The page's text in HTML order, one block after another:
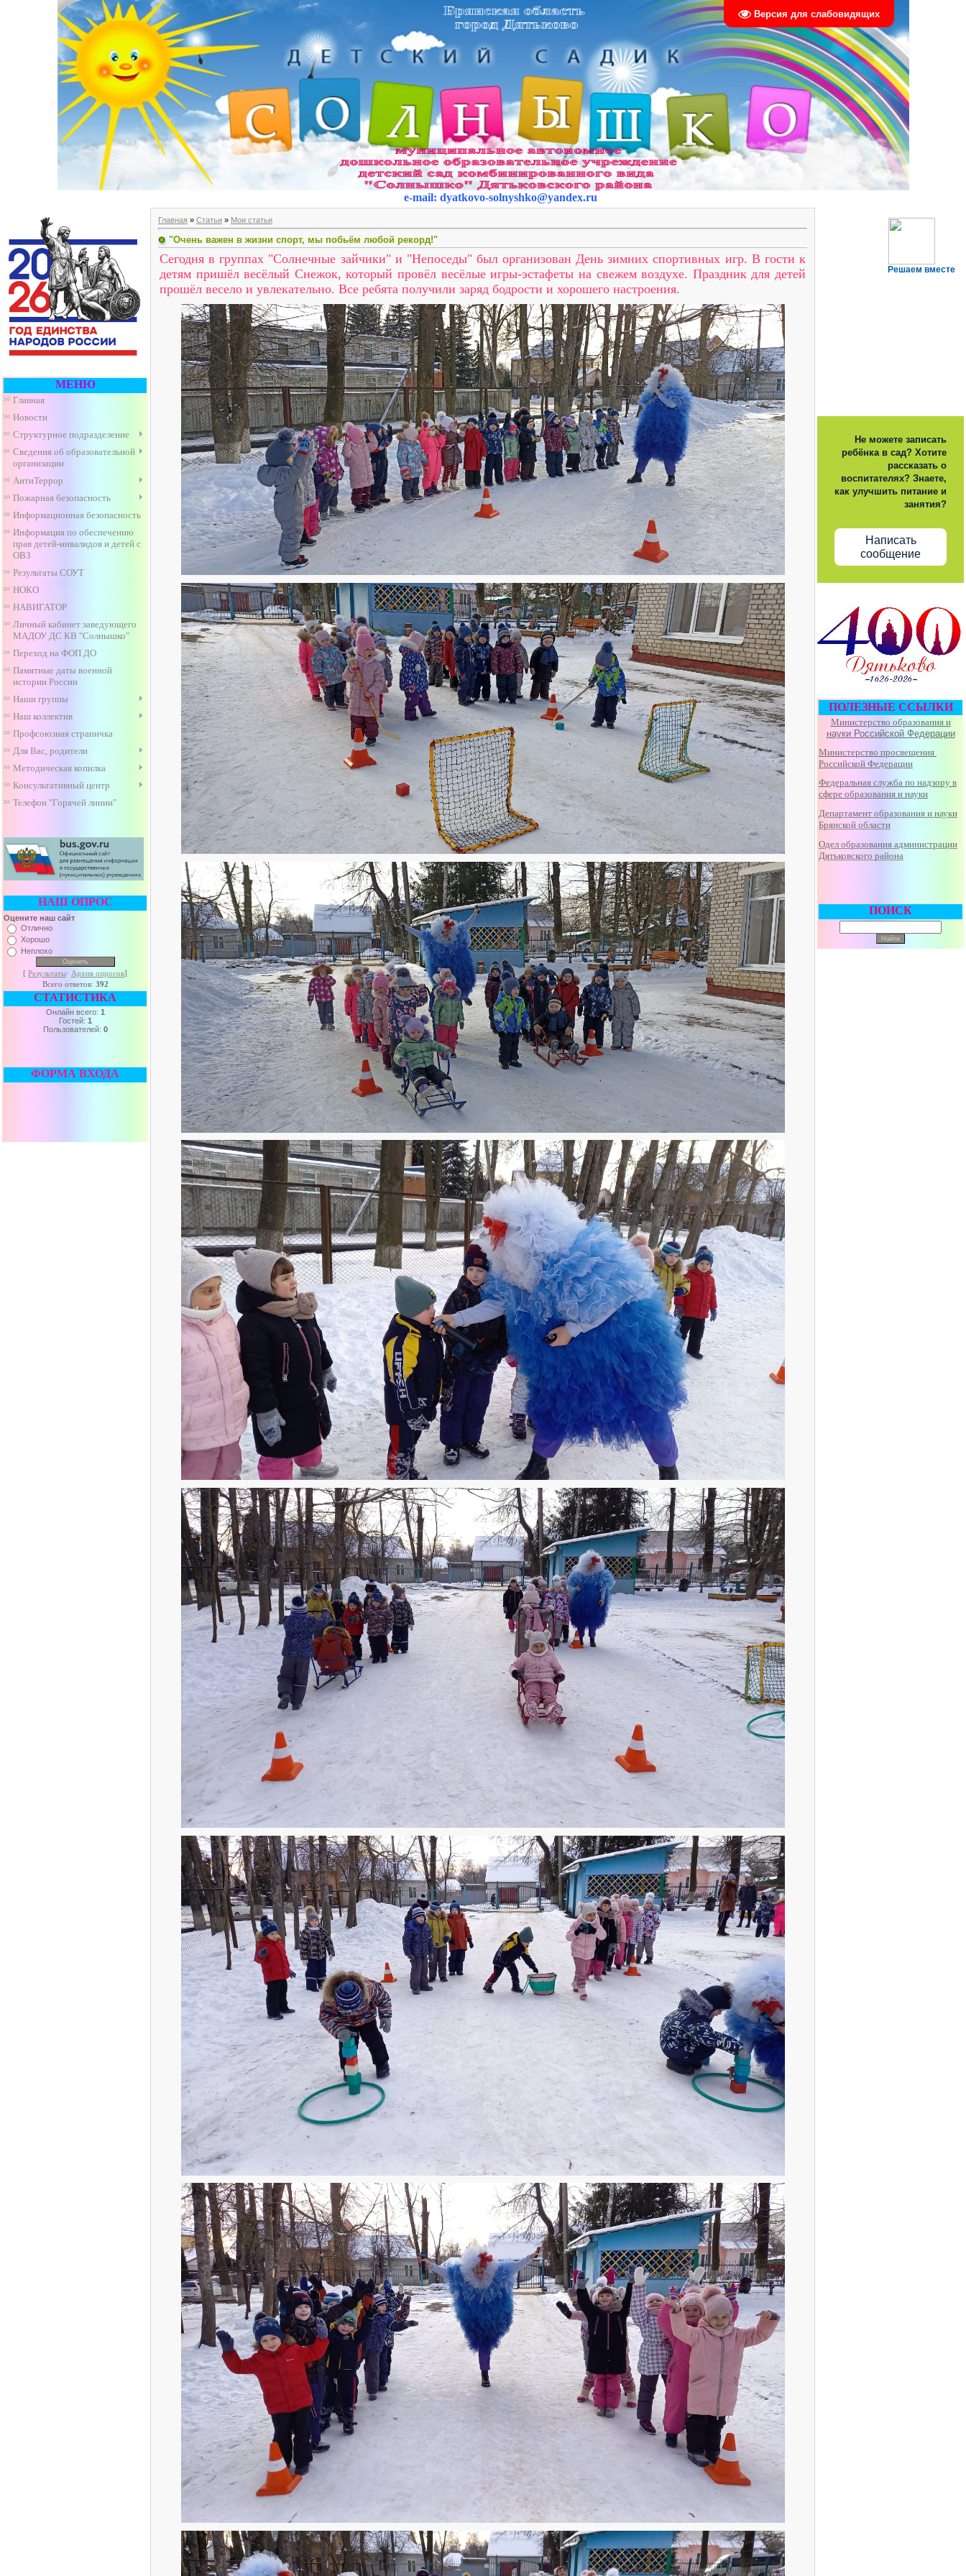
Версия для слабовидящих
e-mail: dyatkovo-solnyshko@yandex.ru
МЕНЮ
Главная
Новости
Структурное подразделение
Сведения об образовательной
организации
АнтиТеррор
Пожарная безопасность
Информационная безопасность
Информация по обеспечению
прав детей-инвалидов и детей с
ОВЗ
Результаты СОУТ
НОКО
НАВИГАТОР
Личный кабинет заведующего
МАДОУ ДС КВ "Солнышко"
Переход на ФОП ДО
Памятные даты военной
истории России
Наши группы
Наш коллектив
Профсоюзная страничка
Для Вас, родители
Методическая копилка
Консультативный центр
Телефон "Горячей линии"
НАШ ОПРОС
Оцените наш сайт
Отлично
Хорошо
Неплохо
[ Результаты· Архив опросов]
Всего ответов: 392
СТАТИСТИКА
Онлайн всего: 1
Гостей: 1
Пользователей: 0
ФОРМА ВХОДА
Главная » Статьи » Мои статьи
"Очень важен в жизни спорт, мы побьём любой рекорд!"
Сегодня в группах "Солнечные зайчики" и "Непоседы" был организован День зимних спортивных игр. В гости к
детям пришёл весёлый Снежок, который провёл весёлые игры-эстафеты на свежем воздухе. Праздник для детей
прошёл весело и увлекательно. Все ребята получили заряд бодрости и хорошего настроения.
Решаем вместе
Не можете записать
ребёнка в сад? Хотите
рассказать о
воспитателях? Знаете,
как улучшить питание и
занятия?
Написать
сообщение
ПОЛЕЗНЫЕ ССЫЛКИ
Министерство образования и
науки Российской Федерации
Министерство просвещения
Российской Федерации
Федеральная служба по надзору в
сфере образования и науки
Департамент образования и науки
Брянской области
Одел образования администрации
Дятьковского района
ПОИСК